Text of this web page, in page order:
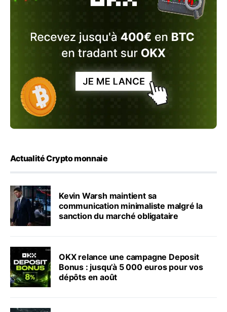
Actualité Crypto monnaie
Kevin Warsh maintient sa
communication minimaliste malgré la
sanction du marché obligataire
OKX relance une campagne Deposit
Bonus : jusqu’à 5 000 euros pour vos
dépôts en août